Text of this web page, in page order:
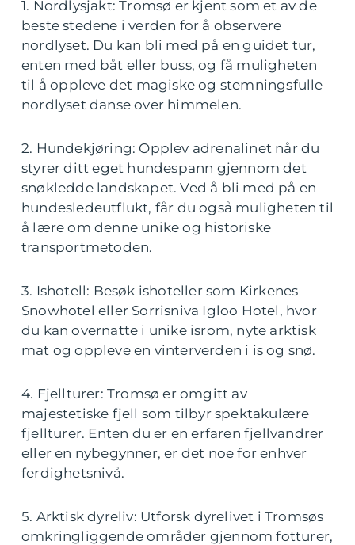
1. Nordlysjakt: Tromsø er kjent som et av de
beste stedene i verden for å observere
nordlyset. Du kan bli med på en guidet tur,
enten med båt eller buss, og få muligheten
til å oppleve det magiske og stemningsfulle
nordlyset danse over himmelen.
2. Hundekjøring: Opplev adrenalinet når du
styrer ditt eget hundespann gjennom det
snøkledde landskapet. Ved å bli med på en
hundesledeutflukt, får du også muligheten til
å lære om denne unike og historiske
transportmetoden.
3. Ishotell: Besøk ishoteller som Kirkenes
Snowhotel eller Sorrisniva Igloo Hotel, hvor
du kan overnatte i unike isrom, nyte arktisk
mat og oppleve en vinterverden i is og snø.
4. Fjellturer: Tromsø er omgitt av
majestetiske fjell som tilbyr spektakulære
fjellturer. Enten du er en erfaren fjellvandrer
eller en nybegynner, er det noe for enhver
ferdighetsnivå.
5. Arktisk dyreliv: Utforsk dyrelivet i Tromsøs
omkringliggende områder gjennom fotturer,